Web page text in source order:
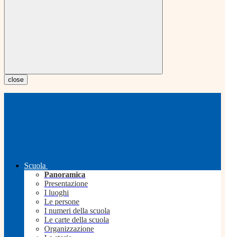
close
Scuola
Panoramica
Presentazione
I luoghi
Le persone
I numeri della scuola
Le carte della scuola
Organizzazione